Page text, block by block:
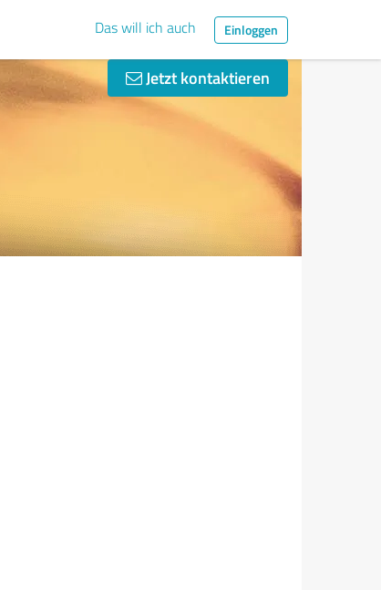
Das will ich auch Einloggen
Jetzt kontaktieren